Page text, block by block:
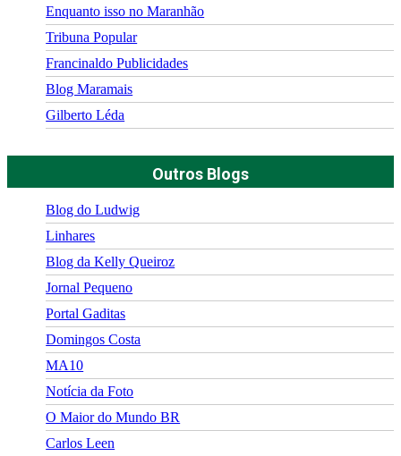
Enquanto isso no Maranhão
Tribuna Popular
Francinaldo Publicidades
Blog Maramais
Gilberto Léda
Outros Blogs
Blog do Ludwig
Linhares
Blog da Kelly Queiroz
Jornal Pequeno
Portal Gaditas
Domingos Costa
MA10
Notícia da Foto
O Maior do Mundo BR
Carlos Leen